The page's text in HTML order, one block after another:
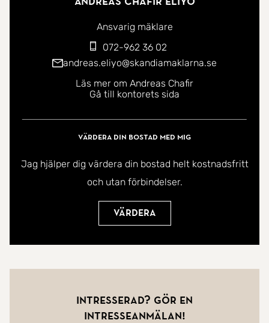
Ansvarig mäklare
072-962 36 02
andreas.eliyo@skandiamaklarna.se
Läs mer om Andreas Chafir
Gå till kontorets sida
Värdera din bostad med mig
Jag hjälper dig värdera din bostad helt kostnadsfritt
och utan förbindelser.
Värdera
Intresserad? Gör en
intresseanmälan!